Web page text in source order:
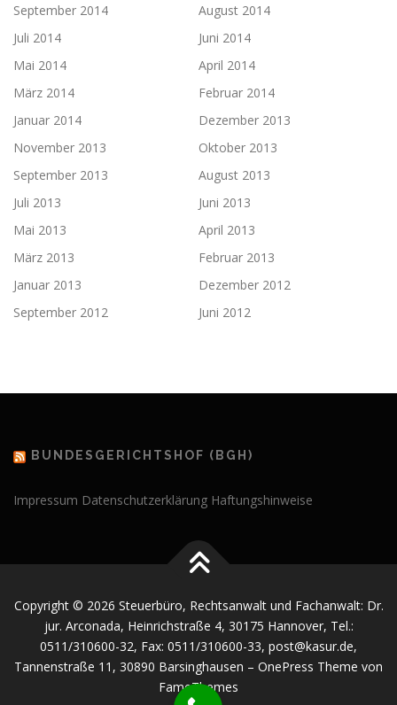
September 2014
August 2014
Juli 2014
Juni 2014
Mai 2014
April 2014
März 2014
Februar 2014
Januar 2014
Dezember 2013
November 2013
Oktober 2013
September 2013
August 2013
Juli 2013
Juni 2013
Mai 2013
April 2013
März 2013
Februar 2013
Januar 2013
Dezember 2012
September 2012
Juni 2012
BUNDESGERICHTSHOF (BGH)
Impressum Datenschutzerklärung Haftungshinweise
Copyright © 2026 Steuerbüro, Rechtsanwalt und Fachanwalt: Dr.
jur. Arconada, Heinrichstraße 4, 30175 Hannover, Tel.:
0511/310600-32, Fax: 0511/310600-33, post@kasur.de,
Tannenstraße 11, 30890 Barsinghausen – OnePress Theme von
FameThemes